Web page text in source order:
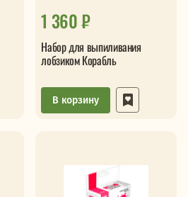
1 360 ₽
Набор для выпиливания
лобзиком Корабль
В корзину